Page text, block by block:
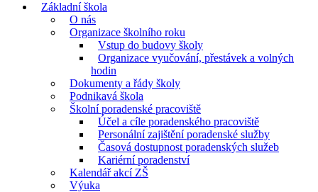
Základní škola
O nás
Organizace školního roku
Vstup do budovy školy
Organizace vyučování, přestávek a volných
hodin
Dokumenty a řády školy
Podnikavá škola
Školní poradenské pracoviště
Účel a cíle poradenského pracoviště
Personální zajištění poradenské služby
Časová dostupnost poradenských služeb
Kariérní poradenství
Kalendář akcí ZŠ
Výuka